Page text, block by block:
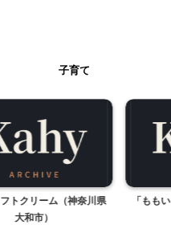
子育て
「ももいろのきりん」を読んで、